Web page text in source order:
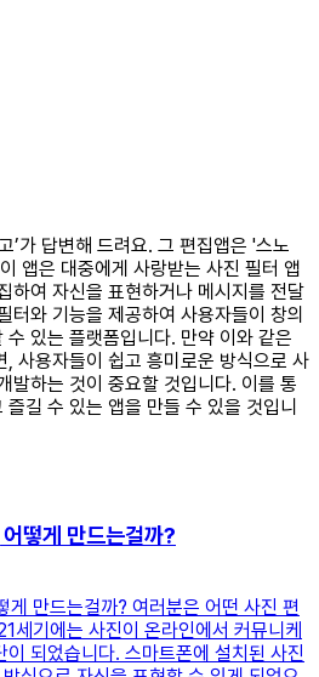
’가 답변해 드려요. 그 편집앱은 '스노
앱은 대중에게 사랑받는 사진 필터 앱
하여 자신을 표현하거나 메시지를 전달
터와 기능을 제공하여 사용자들이 창의
있는 플랫폼입니다. 만약 이와 같은
사용자들이 쉽고 흥미로운 방식으로 사
발하는 것이 중요할 것입니다. 이를 통
길 수 있는 앱을 만들 수 있을 것입니
떻게 만드는걸까?
게 만드는걸까? 여러분은 어떤 사진 편
세기에는 사진이 온라인에서 커뮤니케
되었습니다. 스마트폰에 설치된 사진